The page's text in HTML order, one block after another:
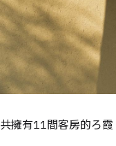
共擁有11間客房的ろ霞